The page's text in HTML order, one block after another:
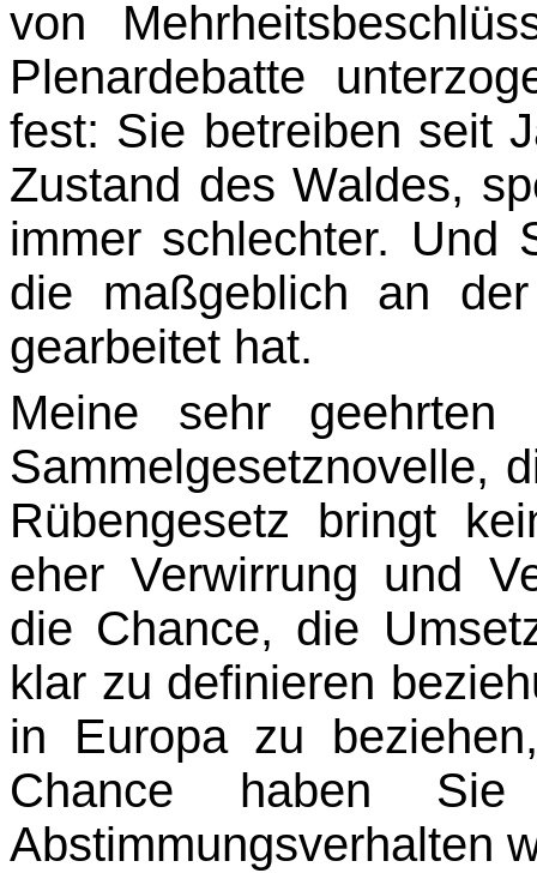
von
Plenardebatte
fest: Sie betreiben seit
Zustand des Waldes,
immer schlechter. Und
die maßgeblich an
gearbeitet hat.
Meine sehr geehrten
Sammelgesetznovelle,
Rübengesetz bringt
eher Ver­wirrung und
die Chance, die
klar zu definieren
in Europa zu
Chance haben
Abstimmungsverhalten